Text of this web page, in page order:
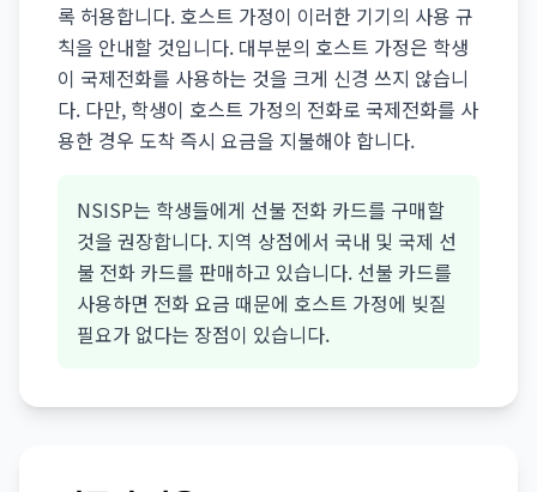
록 허용합니다. 호스트 가정이 이러한 기기의 사용 규
칙을 안내할 것입니다. 대부분의 호스트 가정은 학생
이 국제전화를 사용하는 것을 크게 신경 쓰지 않습니
다. 다만, 학생이 호스트 가정의 전화로 국제전화를 사
용한 경우 도착 즉시 요금을 지불해야 합니다.
NSISP는 학생들에게 선불 전화 카드를 구매할
것을 권장합니다. 지역 상점에서 국내 및 국제 선
불 전화 카드를 판매하고 있습니다. 선불 카드를
사용하면 전화 요금 때문에 호스트 가정에 빚질
필요가 없다는 장점이 있습니다.